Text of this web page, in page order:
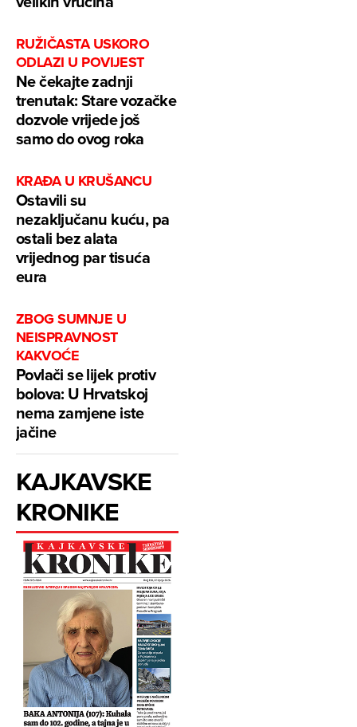
RUŽIČASTA USKORO
ODLAZI U POVIJEST
Ne čekajte zadnji
trenutak: Stare vozačke
dozvole vrijede još
samo do ovog roka
KRAĐA U KRUŠANCU
Ostavili su
nezaključanu kuću, pa
ostali bez alata
vrijednog par tisuća
eura
ZBOG SUMNJE U
NEISPRAVNOST
KAKVOĆE
Povlači se lijek protiv
bolova: U Hrvatskoj
nema zamjene iste
jačine
KAJKAVSKE
KRONIKE